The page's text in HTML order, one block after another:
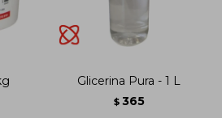
Glicerina Pura - 1 L
$ 365